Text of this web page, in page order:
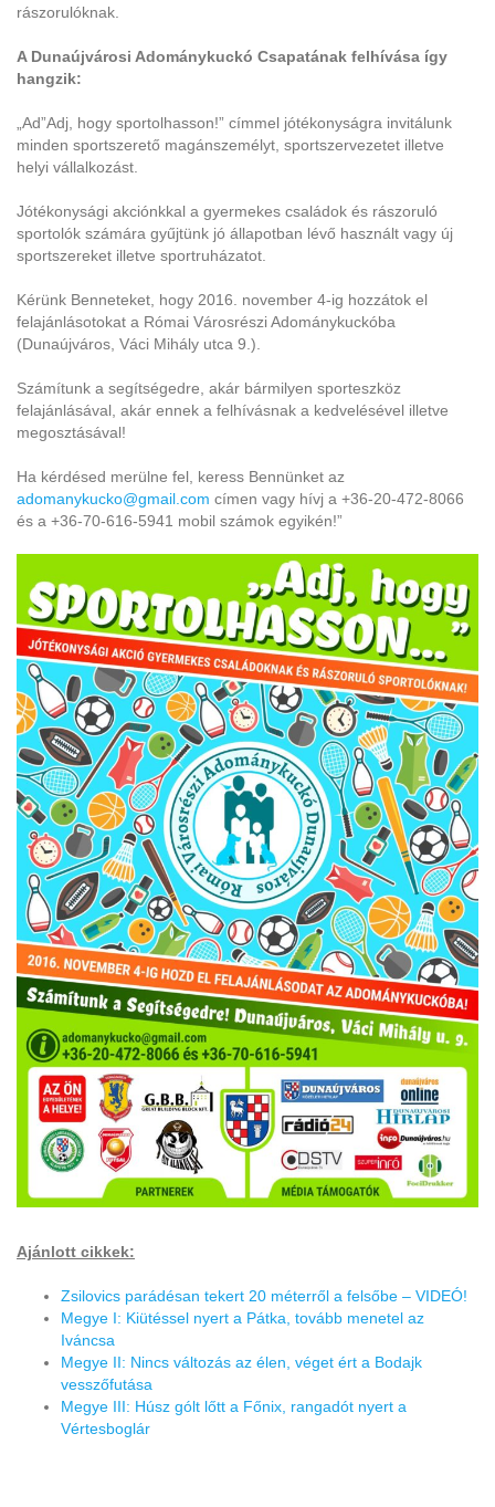
rászorulóknak.
A Dunaújvárosi Adománykuckó Csapatának felhívása így
hangzik:
„Ad”Adj, hogy sportolhasson!” címmel jótékonyságra invitálunk
minden sportszerető magánszemélyt, sportszervezetet illetve
helyi vállalkozást.
Jótékonysági akciónkkal a gyermekes családok és rászoruló
sportolók számára gyűjtünk jó állapotban lévő használt vagy új
sportszereket illetve sportruházatot.
Kérünk Benneteket, hogy 2016. november 4-ig hozzátok el
felajánlásotokat a Római Városrészi Adománykuckóba
(Dunaújváros, Váci Mihály utca 9.).
Számítunk a segítségedre, akár bármilyen sporteszköz
felajánlásával, akár ennek a felhívásnak a kedvelésével illetve
megosztásával!
Ha kérdésed merülne fel, keress Bennünket az
adomanykucko@gmail.com címen vagy hívj a +36-20-472-8066
és a +36-70-616-5941 mobil számok egyikén!”
Ajánlott cikkek:
Zsilovics parádésan tekert 20 méterről a felsőbe – VIDEÓ!
Megye I: Kiütéssel nyert a Pátka, tovább menetel az
Iváncsa
Megye II: Nincs változás az élen, véget ért a Bodajk
vesszőfutása
Megye III: Húsz gólt lőtt a Főnix, rangadót nyert a
Vértesboglár